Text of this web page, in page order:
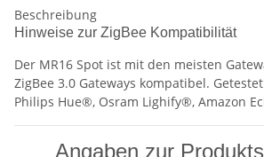
Beschreibung
Hinweise zur ZigBee Kompatibilität
Der MR16 Spot ist mit den meisten
ZigBee 3.0 Gateways kompatibel.
Philips Hue®, Osram Lighify®, Amazon
Angaben zur